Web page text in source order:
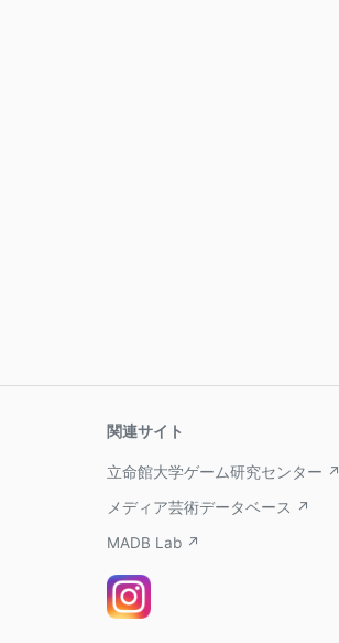
関連サイト
立命館大学ゲーム研究センター ↗
メディア芸術データベース ↗
MADB Lab ↗